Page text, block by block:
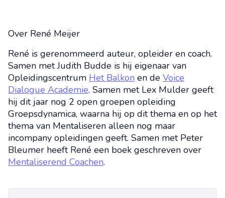
Over René Meijer
René is gerenommeerd auteur, opleider en coach.
Samen met Judith Budde is hij eigenaar van
Opleidingscentrum Het Balkon en de Voice
Dialogue Academie. Samen met Lex Mulder geeft
hij dit jaar nog 2 open groepen opleiding
Groepsdynamica, waarna hij op dit thema en op het
thema van Mentaliseren alleen nog maar
incompany opleidingen geeft. Samen met Peter
Bleumer heeft René een boek geschreven over
Mentaliserend Coachen.